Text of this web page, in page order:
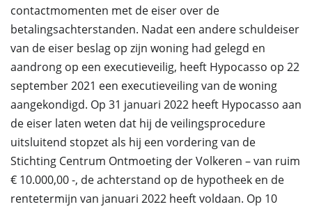
contactmomenten met de eiser over de
betalingsachterstanden. Nadat een andere schuldeiser
van de eiser beslag op zijn woning had gelegd en
aandrong op een executieveilig, heeft Hypocasso op 22
september 2021 een executieveiling van de woning
aangekondigd. Op 31 januari 2022 heeft Hypocasso aan
de eiser laten weten dat hij de veilingsprocedure
uitsluitend stopzet als hij een vordering van de
Stichting Centrum Ontmoeting der Volkeren – van ruim
€ 10.000,00 -, de achterstand op de hypotheek en de
rentetermijn van januari 2022 heeft voldaan. Op 10